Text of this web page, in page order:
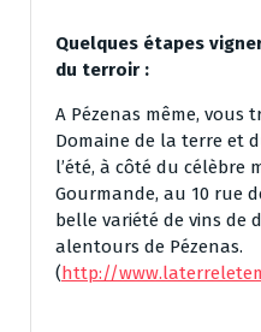
Quelques étapes
du terroir :
A Pézenas même,
Domaine de la terre et
l’été, à côté du célèbre
Gourmande, au 10 rue
belle variété de vins de
alentours de Pézenas.
(http://